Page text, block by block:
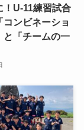
！U-11練習試合
コンビネーショ
と「チームの一